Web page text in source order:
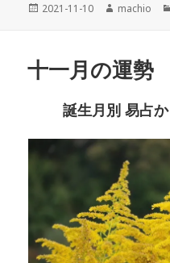
投
2021-11-10
作
machio
十一月の運勢
誕生月別 易占